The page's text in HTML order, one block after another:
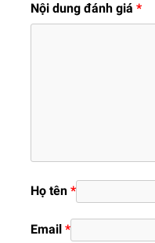
Nội dung đánh giá *
Họ tên *
Email *